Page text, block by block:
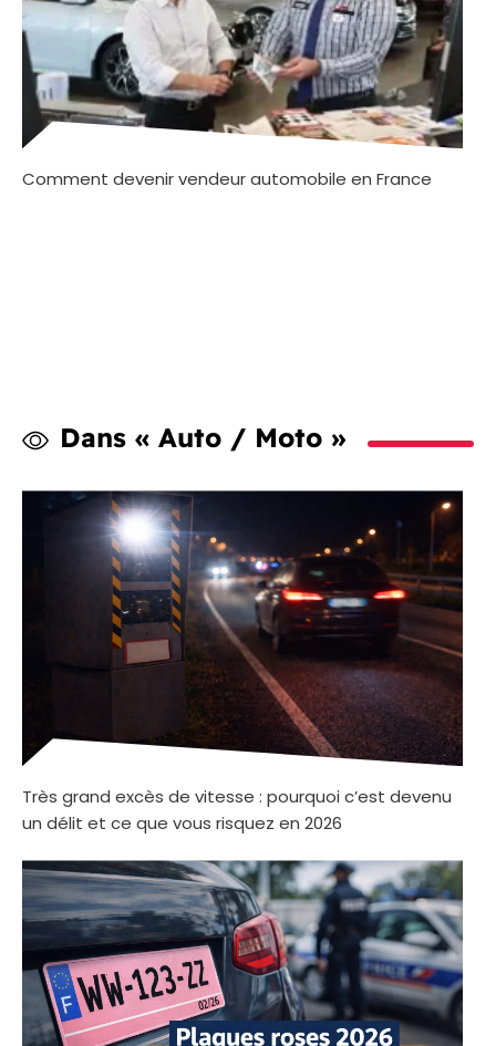
Comment devenir vendeur automobile en France
Dans « Auto / Moto »
Très grand excès de vitesse : pourquoi c’est devenu
un délit et ce que vous risquez en 2026